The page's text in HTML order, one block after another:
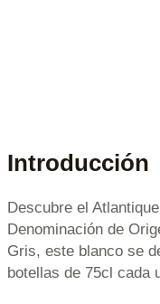
Introducción
Descubre el
Denominación de
Gris, este blanco se
botellas de 75cl cada